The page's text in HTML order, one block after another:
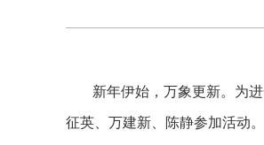
新年伊始，万象更新。为
征英、万建新、陈静参加活动。